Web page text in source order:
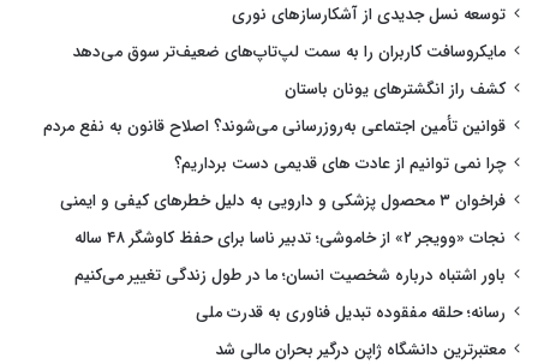
توسعه نسل جدیدی از آشکارسازهای نوری
مایکروسافت کاربران را به سمت لپ‌تاپ‌های ضعیف‌تر سوق می‌دهد
کشف راز انگشترهای یونان باستان
قوانین تأمین اجتماعی به‌روزرسانی می‌شوند؟ اصلاح قانون به نفع مردم
چرا نمی توانیم از عادت های قدیمی دست برداریم؟
فراخوان ۳ محصول پزشکی و دارویی به دلیل خطرهای کیفی و ایمنی
نجات «وویجر ۲» از خاموشی؛ تدبیر ناسا برای حفظ کاوشگر ۴۸ ساله
باور اشتباه درباره شخصیت انسان؛ ما در طول زندگی تغییر می‌کنیم
رسانه؛ حلقه مفقوده تبدیل فناوری به قدرت ملی
معتبرترین دانشگاه ژاپن درگیر بحران مالی شد